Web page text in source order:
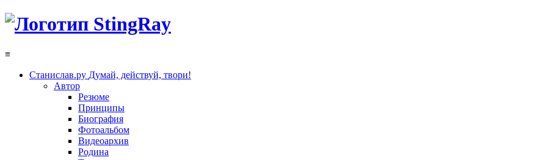
≡
Станислав.ру Думай, действуй, твори!
Автор
Резюме
Принципы
Биография
Фотоальбом
Видеоархив
Родина